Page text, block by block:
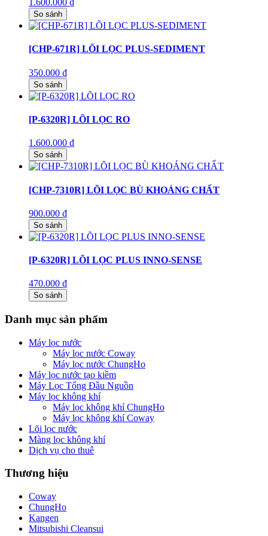
1.600.000 ₫
So sánh
[CHP-671R] LÕI LỌC PLUS-SEDIMENT
350.000 ₫
So sánh
[P-6320R] LÕI LỌC RO
1.600.000 ₫
So sánh
[CHP-7310R] LÕI LỌC BÙ KHOÁNG CHẤT
900.000 ₫
So sánh
[P-6320R] LÕI LỌC PLUS INNO-SENSE
470.000 ₫
So sánh
Danh mục sản phẩm
Máy lọc nước
Máy lọc nước Coway
Máy lọc nước ChungHo
Máy lọc nước tạo kiềm
Máy Lọc Tổng Đầu Nguồn
Máy lọc không khí
Máy lọc không khí ChungHo
Máy lọc không khí Coway
Lõi lọc nước
Màng lọc không khí
Dịch vụ cho thuê
Thương hiệu
Coway
ChungHo
Kangen
Mitsubishi Cleansui